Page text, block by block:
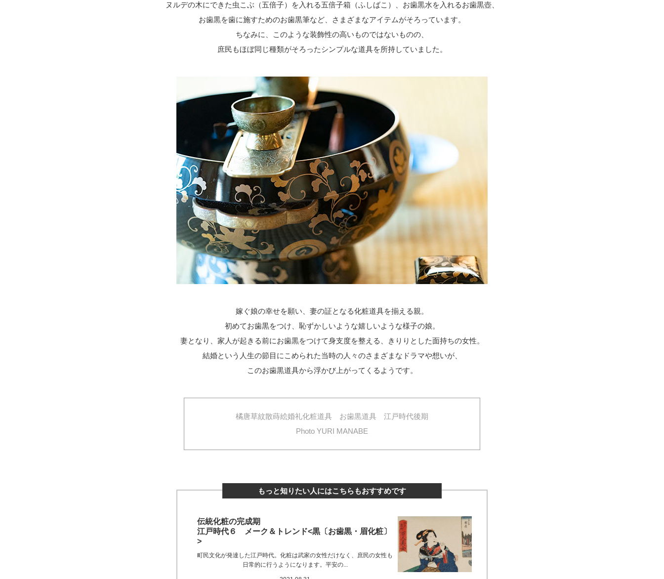
ヌルデの木にできた虫こぶ（五倍子）を入れる五倍子箱（ふしばこ）、お歯黒水を入れるお歯黒壺、
お歯黒を歯に施すためのお歯黒筆など、さまざまなアイテムがそろっています。
ちなみに、このような装飾性の高いものではないものの、
庶民もほぼ同じ種類がそろったシンプルな道具を所持していました。
嫁ぐ娘の幸せを願い、妻の証となる化粧道具を揃える親。
初めてお歯黒をつけ、恥ずかしいような嬉しいような様子の娘。
妻となり、家人が起きる前にお歯黒をつけて身支度を整える、きりりとした面持ちの女性。
結婚という人生の節目にこめられた当時の人々のさまざまなドラマや想いが、
このお歯黒道具から浮かび上がってくるようです。
橘唐草紋散蒔絵婚礼化粧道具 お歯黒道具 江戸時代後期
Photo YURI MANABE
もっと知りたい人にはこちらもおすすめです
伝統化粧の完成期
江戸時代６ メーク＆トレンド<黒〔お歯黒・眉化粧〕
>
町民文化が発達した江戸時代。化粧は武家の女性だけなく、庶民の女性も
日常的に行うようになります。平安の...